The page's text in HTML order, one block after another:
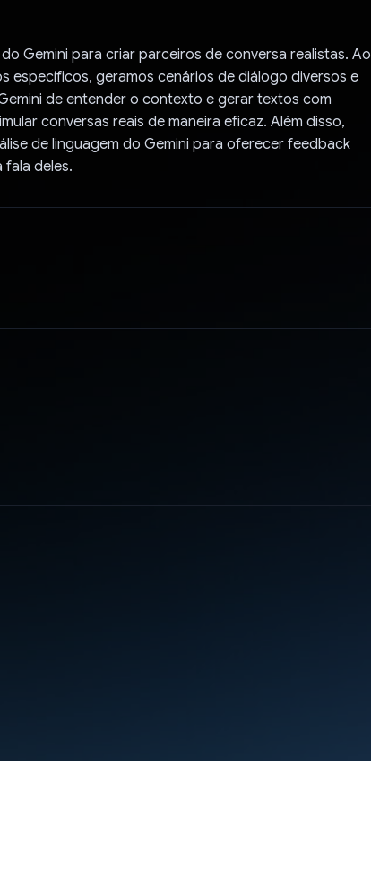
Gemini para criar parceiros de conversa realistas. Ao
específicos, geramos cenários de diálogo diversos e
de entender o contexto e gerar textos com
conversas reais de maneira eficaz. Além disso,
de linguagem do Gemini para oferecer feedback
deles.